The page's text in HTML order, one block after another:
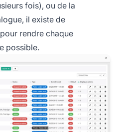
fois), ou de la
il existe de
rendre chaque
possible.